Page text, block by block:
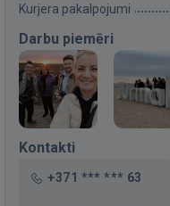
Kurjera pakalpojumi
Darbu piemēri
Kontakti
+371 *** *** 63